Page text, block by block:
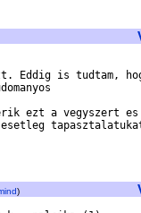
Eddig is tudtam,
ezt a vegyszert
esetleg
)